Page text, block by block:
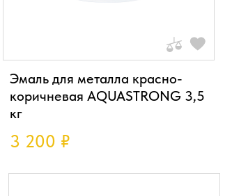
Эмаль для металла красно-
коричневая AQUASTRONG 3,5
кг
3 200 ₽